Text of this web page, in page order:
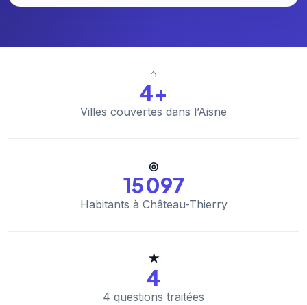
⌂
4+
Villes couvertes dans l’Aisne
◎
15 097
Habitants à Château-Thierry
★
4
4 questions traitées